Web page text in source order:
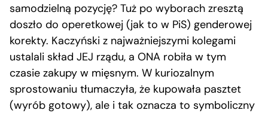
samodzielną pozycję? Tuż po wyborach zresztą
doszło do operetkowej (jak to w PiS) genderowej
korekty. Kaczyński z najważniejszymi kolegami
ustalali skład JEJ rządu, a ONA robiła w tym
czasie zakupy w mięsnym. W kuriozalnym
sprostowaniu tłumaczyła, że kupowała pasztet
(wyrób gotowy), ale i tak oznacza to symboliczny